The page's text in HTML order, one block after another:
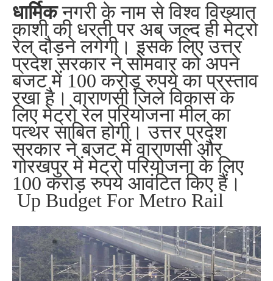
धार्मिकनगरी के नाम से विश्व विख्यात
काशी की धरती पर अब जल्द ही मेट्रो
रेल दौड़ने लगेगी। इसके लिए उत्तर
प्रदेश सरकार ने सोमवार को अपने
बजट में 100 करोड़ रुपये का प्रस्ताव
रखा है। वाराणसी जिले विकास के
लिए मेट्रो रेल परियोजना मील का
पत्थर साबित होगी। उत्तर प्रदेश
सरकार ने बजट में वाराणसी और
गोरखपुर में मेट्रो परियोजना के लिए
100 करोड़ रुपये आवंटित किए हैं।
Up Budget For Metro Rail